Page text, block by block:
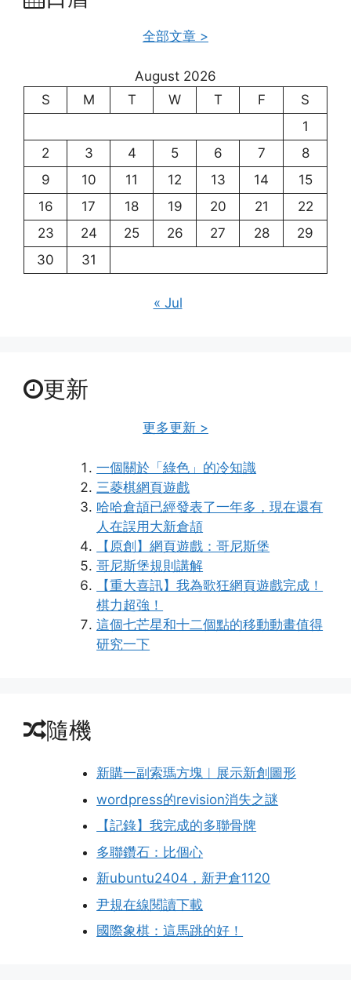
全部文章 >
August 2026
S
M T W T F
S
1
2
3 4 5 6 7
8
9
10 11 12 13 14
15
16
17 18 19 20 21
22
23
24 25 26 27 28
29
30
31
« Jul
更新
更多更新 >
一個關於「綠色」的冷知識
三菱棋網頁遊戲
哈哈倉頡已經發表了一年多，現在還有
人在誤用大新倉頡
【原創】網頁遊戲：哥尼斯堡
哥尼斯堡規則講解
【重大喜訊】我為歌狂網頁遊戲完成！
棋力超強！
這個七芒星和十二個點的移動動畫值得
研究一下
隨機
新購一副索瑪方塊︱展示新創圖形
wordpress的revision消失之謎
【記錄】我完成的多聯骨牌
多聯鑽石：比個心
新ubuntu2404，新尹倉1120
尹規在線閱讀下載
國際象棋：這馬跳的好！